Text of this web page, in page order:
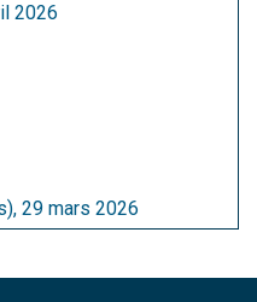
2026
29 mars 2026